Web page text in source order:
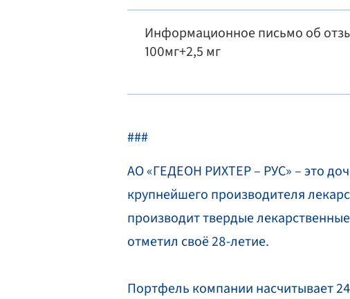
Информационное письмо об
100мг+2,5 мг
###
АО «ГЕДЕОН РИХТЕР – РУС» – это
крупнейшего производителя
производит твердые
отметил своё 28-летие.
Портфель компании насчитывает